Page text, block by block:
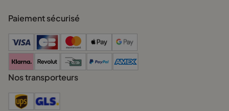
Paiement sécurisé
Nos transporteurs